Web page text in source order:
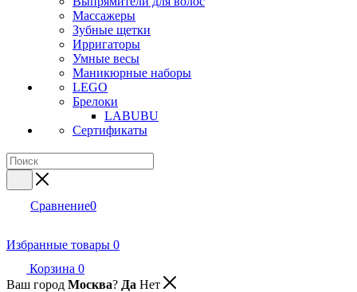
Массажеры
Зубные щетки
Ирригаторы
Умные весы
Маникюрные наборы
LEGO
Брелоки
LABUBU
Сертификаты
Сравнение0
Избранные товары 0
Корзина 0
Ваш город Москва? Да Нет